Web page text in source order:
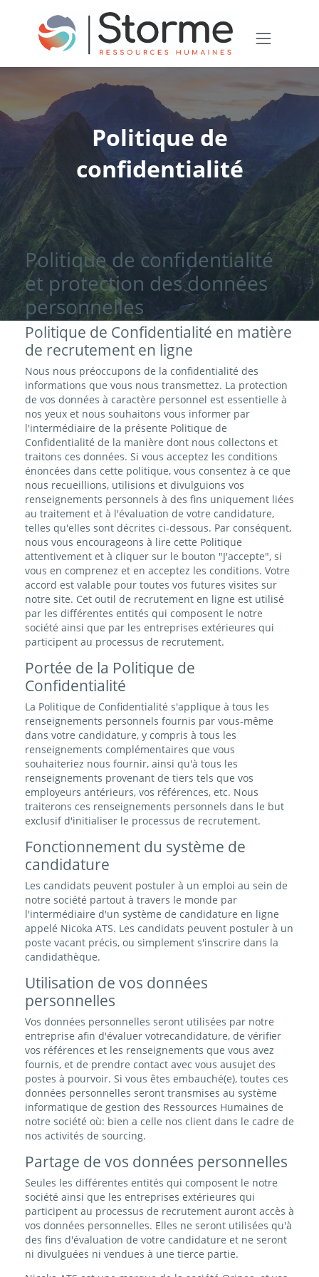
Politique de
confidentialité
Politique de confidentialité
et protection des données
personnelles
Politique de Confidentialité en matière
de recrutement en ligne
Nous nous préoccupons de la confidentialité des
informations que vous nous transmettez. La protection
de vos données à caractère personnel est essentielle à
nos yeux et nous souhaitons vous informer par
l'intermédiaire de la présente Politique de
Confidentialité de la manière dont nous collectons et
traitons ces données. Si vous acceptez les conditions
énoncées dans cette politique, vous consentez à ce que
nous recueillions, utilisions et divulguions vos
renseignements personnels à des fins uniquement liées
au traitement et à l'évaluation de votre candidature,
telles qu'elles sont décrites ci-dessous. Par conséquent,
nous vous encourageons à lire cette Politique
attentivement et à cliquer sur le bouton "J'accepte", si
vous en comprenez et en acceptez les conditions. Votre
accord est valable pour toutes vos futures visites sur
notre site. Cet outil de recrutement en ligne est utilisé
par les différentes entités qui composent le notre
société ainsi que par les entreprises extérieures qui
participent au processus de recrutement.
Portée de la Politique de
Confidentialité
La Politique de Confidentialité s'applique à tous les
renseignements personnels fournis par vous-même
dans votre candidature, y compris à tous les
renseignements complémentaires que vous
souhaiteriez nous fournir, ainsi qu'à tous les
renseignements provenant de tiers tels que vos
employeurs antérieurs, vos références, etc. Nous
traiterons ces renseignements personnels dans le but
exclusif d'initialiser le processus de recrutement.
Fonctionnement du système de
candidature
Les candidats peuvent postuler à un emploi au sein de
notre société partout à travers le monde par
l'intermédiaire d'un système de candidature en ligne
appelé Nicoka ATS. Les candidats peuvent postuler à un
poste vacant précis, ou simplement s'inscrire dans la
candidathèque.
Utilisation de vos données
personnelles
Vos données personnelles seront utilisées par notre
entreprise afin d'évaluer votrecandidature, de vérifier
vos références et les renseignements que vous avez
fournis, et de prendre contact avec vous ausujet des
postes à pourvoir. Si vous êtes embauché(e), toutes ces
données personnelles seront transmises au système
informatique de gestion des Ressources Humaines de
notre société où: bien a celle nos client dans le cadre de
nos activités de sourcing.
Partage de vos données personnelles
Seules les différentes entités qui composent le notre
société ainsi que les entreprises extérieures qui
participent au processus de recrutement auront accès à
vos données personnelles. Elles ne seront utilisées qu'à
des fins d'évaluation de votre candidature et ne seront
ni divulguées ni vendues à une tierce partie.